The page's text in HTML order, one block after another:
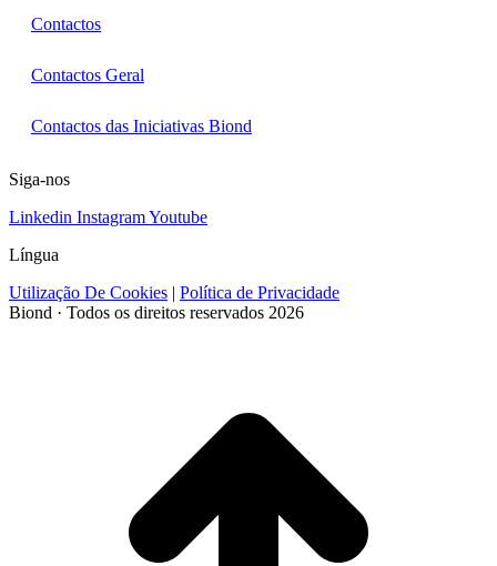
Contactos
Contactos Geral
Contactos das Iniciativas Biond
Siga-nos
Linkedin InstagramYoutube
Língua
Utilização De Cookies | Política de Privacidade
Biond · Todos os direitos reservados 2026